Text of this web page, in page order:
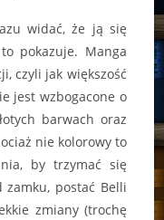
widać, że ją się
pokazuje. Manga
czyli jak większość
jest wzbogacone o
barwach oraz
nie kolorowy to
by trzymać się
postać Belli
zmiany (trochę